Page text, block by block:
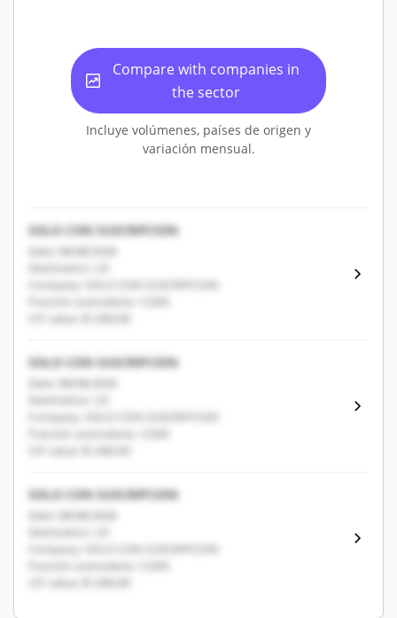
Compare with companies in
the sector
Incluye volúmenes, países de origen y
variación mensual.
SOLO CON SUSCRIPCION
Date: 08/08/2026
Destination: US
Company: SOLO CON SUSCRIPCION
Fracción arancelaria: 12345
CIF value: $1,000.00
SOLO CON SUSCRIPCION
Date: 08/08/2026
Destination: US
Company: SOLO CON SUSCRIPCION
Fracción arancelaria: 12345
CIF value: $1,000.00
SOLO CON SUSCRIPCION
Date: 08/08/2026
Destination: US
Company: SOLO CON SUSCRIPCION
Fracción arancelaria: 12345
CIF value: $1,000.00